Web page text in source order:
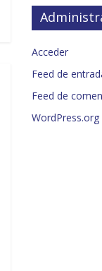
Acceder
Feed de
Feed de
WordPress.org